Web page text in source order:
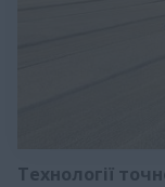
Технології